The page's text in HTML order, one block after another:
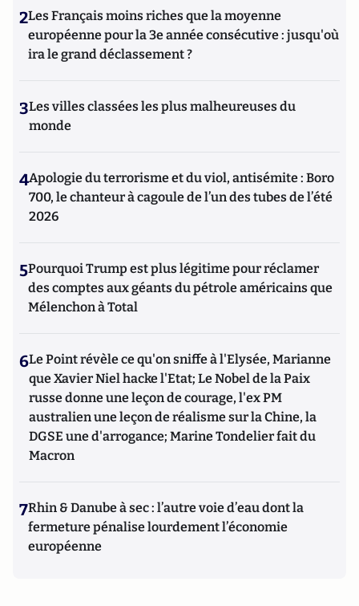
2Les Français moins riches que la moyenne
européenne pour la 3e année consécutive : jusqu'où
ira le grand déclassement ?
3Les villes classées les plus malheureuses du
monde
4Apologie du terrorisme et du viol, antisémite : Boro
700, le chanteur à cagoule de l’un des tubes de l’été
2026
5Pourquoi Trump est plus légitime pour réclamer
des comptes aux géants du pétrole américains que
Mélenchon à Total
6Le Point révèle ce qu'on sniffe à l'Elysée, Marianne
que Xavier Niel hacke l'Etat; Le Nobel de la Paix
russe donne une leçon de courage, l'ex PM
australien une leçon de réalisme sur la Chine, la
DGSE une d'arrogance; Marine Tondelier fait du
Macron
7Rhin & Danube à sec : l’autre voie d’eau dont la
fermeture pénalise lourdement l’économie
européenne